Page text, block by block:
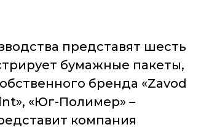
представят шесть
бумажные пакеты,
бренда «Zavod
«Юг-Полимер» –
компания